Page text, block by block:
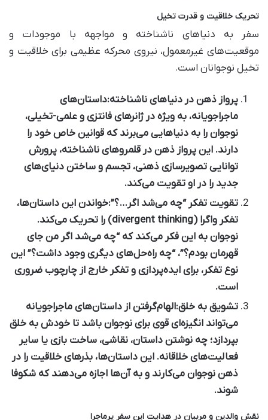
تحریک خلاقیت و قدرت تخیل
سفر به دنیاهای ناشناخته و مواجهه با موجودات و
موقعیت‌های غیرمعمول، نیروی محرکه عظیمی برای خلاقیت و
تخیل نوجوانان است.
پرواز ذهن در دنیاهای ناشناخته:داستان‌های
ماجراجویانه، به ویژه در ژانرهای فانتزی و علمی-تخیلی،
نوجوان را به دنیاهایی می‌برند که قوانین خاص خود را
دارند. این پرواز ذهن در قلمروهای ناشناخته، پرورش
توانایی تصویرسازی ذهنی، تجسم و ساختن دنیای‌های
جدید را در او تقویت می‌کند.
تقویت تفکر “چه می‌شد اگر…؟”:خواندن این داستان‌ها،
تفکر واگرا (divergent thinking) را تحریک می‌کند.
نوجوان به این فکر می‌کند که “چه می‌شد اگر من جای
قهرمان بودم؟”، “چه راه‌حل‌های دیگری وجود داشت؟” این
نوع تفکر، برای ایده‌پردازی و تفکر خارج از چارچوب ضروری
است.
تشویق به خلق:الهام‌گرفتن از داستان‌های ماجراجویانه
می‌تواند انگیزه‌ای قوی برای نوجوان باشد تا خودش به خلق
بپردازد؛ چه نوشتن داستان، نقاشی، ساخت بازی یا سایر
فعالیت‌های خلاقانه. این داستان‌ها، بذرهای خلاقیت را در
ذهن نوجوان می‌کارند و به آن‌ها اجازه می‌دهند که شکوفا
شوند.
نقش والدین و مربیان در هدایت این سفر پرماجرا